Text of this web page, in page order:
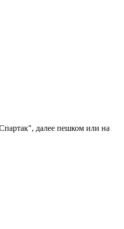
далее пешком или на